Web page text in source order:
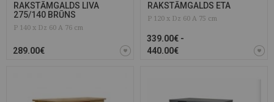
RAKSTĀMGALDS LIVA
275/140 BRŪNS
P 140 x Dz 60 A 76 cm
289.00€
RAKSTĀMGALDS ETA
P 120 x Dz 60 A 75 cm
339.00€ -
440.00€